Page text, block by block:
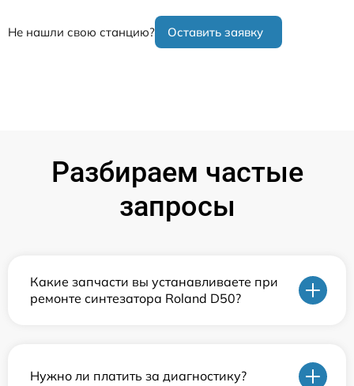
Не нашли свою станцию? Оставить заявку
Разбираем частые
запросы
Какие запчасти вы устанавливаете при
ремонте синтезатора Roland D50?
Нужно ли платить за диагностику?